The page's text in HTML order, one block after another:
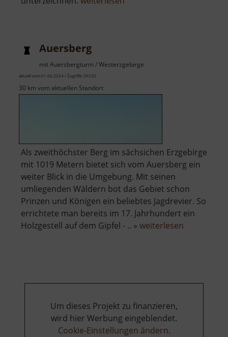
Auersberg
mit Auersbergturm / Westerzgebirge
aktuell vom 01.06.2024 / Zugriffe: 20232
30 km vom aktuellen Standort
Als zweithöchster Berg im sächsichen Erzgebirge
mit 1019 Metern bietet sich vom Auersberg ein
weiter Blick in die Umgebung. Mit seinen
umliegenden Wäldern bot das Gebiet schon
Prinzen und Königen ein beliebtes Jagdrevier. So
errichtete man bereits im 17. Jahrhundert ein
Holzgestell auf dem Gipfel - .. » weiterlesen
Um dieses Projekt zu finanzieren,
wird hier Werbung eingeblendet.
Cookie-Einstellungen ändern.